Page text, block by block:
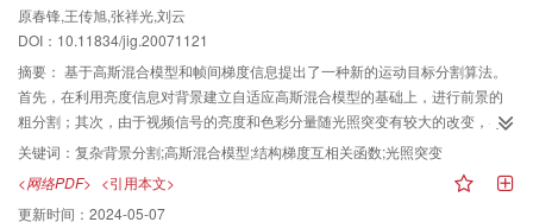
原春锋,王传旭,张祥光,刘云
DOI：10.11834/jig.20071121
摘要： 基于高斯混合模型和帧间梯度信息提出了一种新的运动目标分割算法。
首先，在利用亮度信息对背景建立自适应高斯混合模型的基础上，进行前景的
粗分割；其次，由于视频信号的亮度和色彩分量随光照突变有较大的改变，导
致大片背景的高斯模型产生错误匹配，误判为前景，为了提高高斯模型分割算
法的鲁棒性，结合结构梯度互相关函数对分割结果进一步校正，能适应剧烈的
光照变化；最后，利用数学形态学进行后处理，消除影子和孤立的噪声点。通
关键词： 复杂背景分割;高斯混合模型;结构梯度互相关函数;光照突变
<网络PDF> <引用本文>
更新时间： 2024-05-07